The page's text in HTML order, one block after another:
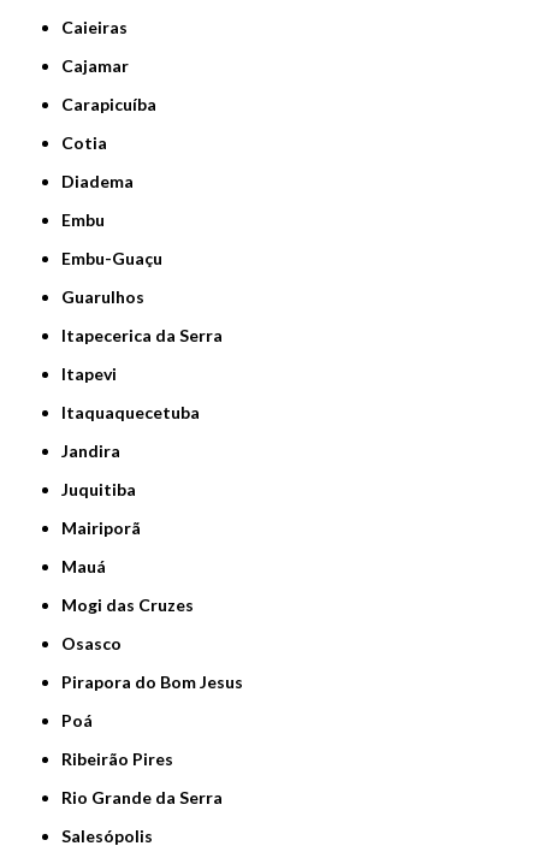
Caieiras
Cajamar
Carapicuíba
Cotia
Diadema
Embu
Embu-Guaçu
Guarulhos
Itapecerica da Serra
Itapevi
Itaquaquecetuba
Jandira
Juquitiba
Mairiporã
Mauá
Mogi das Cruzes
Osasco
Pirapora do Bom Jesus
Poá
Ribeirão Pires
Rio Grande da Serra
Salesópolis